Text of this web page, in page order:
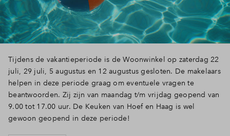
Tijdens de vakantieperiode is de Woonwinkel op zaterdag 22
juli, 29 juli, 5 augustus en 12 augustus gesloten. De makelaars
helpen in deze periode graag om eventuele vragen te
beantwoorden. Zij zijn van maandag t/m vrijdag geopend van
9.00 tot 17.00 uur. De Keuken van Hoef en Haag is wel
gewoon geopend in deze periode!